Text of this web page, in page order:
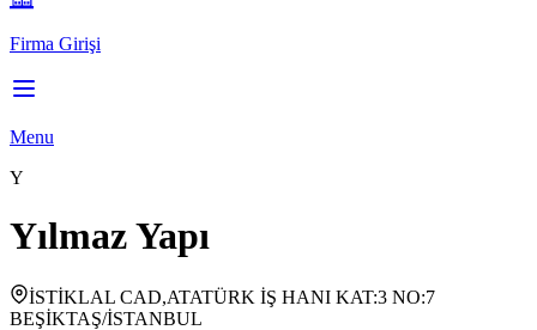
Firma Girişi
Menu
Y
Yılmaz Yapı
İSTİKLAL CAD,ATATÜRK İŞ HANI KAT:3 NO:7
BEŞİKTAŞ/İSTANBUL